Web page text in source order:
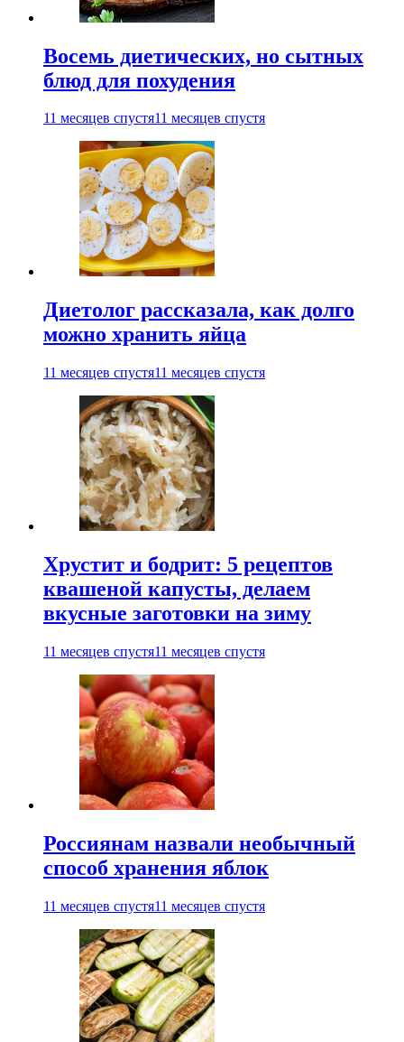
Восемь диетических, но сытных
блюд для похудения
11 месяцев спустя11 месяцев спустя
Диетолог рассказала, как долго
можно хранить яйца
11 месяцев спустя11 месяцев спустя
Хрустит и бодрит: 5 рецептов
квашеной капусты, делаем
вкусные заготовки на зиму
11 месяцев спустя11 месяцев спустя
Россиянам назвали необычный
способ хранения яблок
11 месяцев спустя11 месяцев спустя